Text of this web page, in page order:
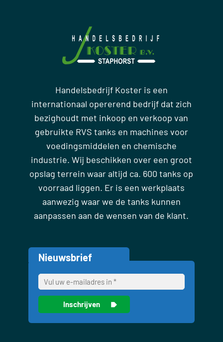
Handelsbedrijf Koster is een
internationaal opererend bedrijf dat zich
bezighoudt met inkoop en verkoop van
gebruikte RVS tanks en machines voor
voedingsmiddelen en chemische
industrie. Wij beschikken over een groot
opslag terrein waar altijd ca. 600 tanks op
voorraad liggen. Er is een werkplaats
aanwezig waar we de tanks kunnen
aanpassen aan de wensen van de klant.
Nieuwsbrief